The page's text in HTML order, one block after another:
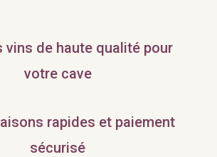
vins de haute qualité pour
votre cave
rapides et paiement
sécurisé